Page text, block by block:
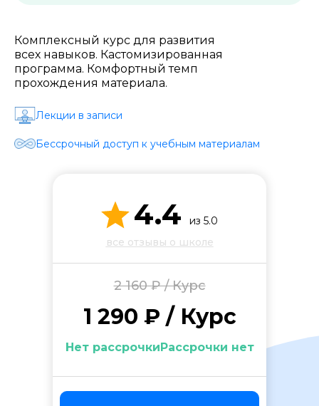
Комплексный курс для развития
всех навыков. Кастомизированная
программа. Комфортный темп
прохождения материала.
Лекции в записи
Бессрочный доступ к учебным материалам
4.4
из 5.0
все отзывы о школе
2 160 ₽ / Курс
1 290 ₽ / Курс
Нет рассрочкиРассрочки нет
Стоимость *
Подача материала *
Уровень организации *